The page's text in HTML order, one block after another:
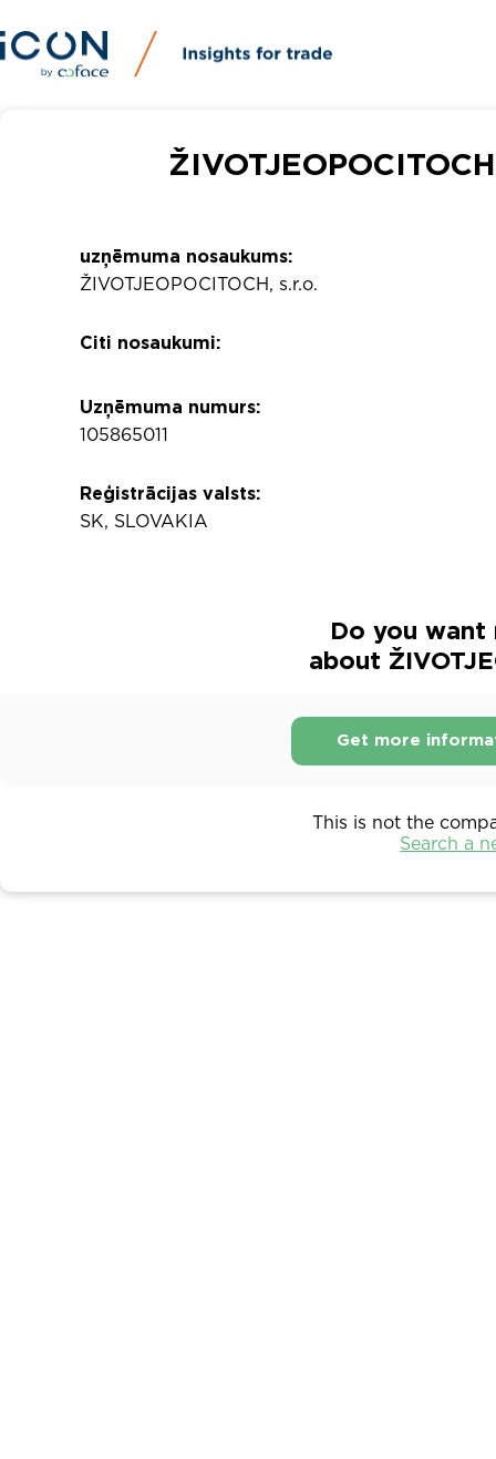
uzņēmuma nosaukums:
ŽIVOTJEOPOCITOCH, s.r.o.
Citi nosaukumi:
Uzņēmuma numurs:
105865011
Reģistrācijas valsts:
SK, SLOVAKIA
Do you
about
Get more
This is not the
Search a